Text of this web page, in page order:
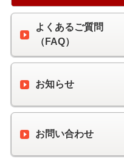
よくあるご質問
（FAQ）
お知らせ
お問い合わせ